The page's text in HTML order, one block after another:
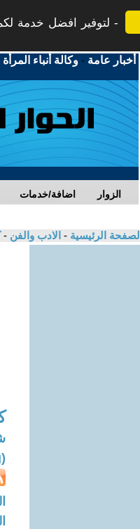
لتوفير افضل خدمة
أخبار عامة -وكالة أنباء المرأة
اضافة/خدمات الزوار
الصفحة الرئيسية - الادب والفن -
(Kamal Gamal Beg)